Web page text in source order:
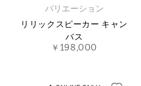
バリエーション
リリックスピーカー キャン
バス
￥198,000